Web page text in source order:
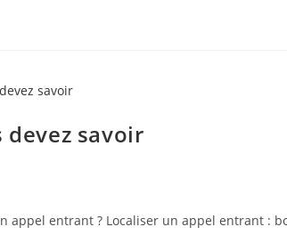
savoir
appel entrant ? Localiser un appel entrant :